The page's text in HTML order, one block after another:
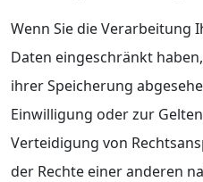
Wenn Sie die Verarbeitung
Daten eingeschränkt
ihrer Speicherung
Einwilligung oder zur
Verteidigung von
der Rechte einer anderen